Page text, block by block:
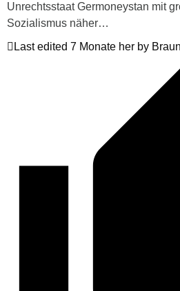
Unrechtsstaat Germoneystan mit
Sozialismus näher…
Last edited 7 Monate her by